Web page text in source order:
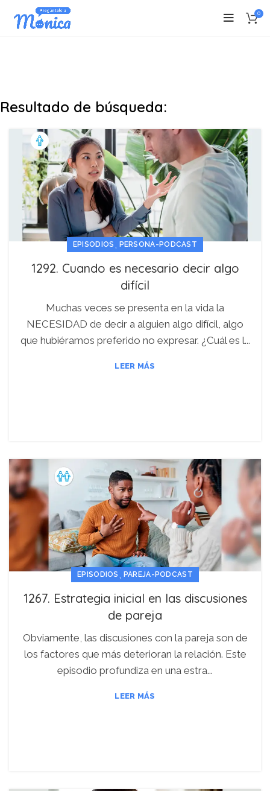
0
Resultado de búsqueda:
EPISODIOS PERSONA-PODCAST
1292. Cuando es necesario decir algo
difícil
Muchas veces se presenta en la vida la
NECESIDAD de decir a alguien algo difícil, algo
que hubiéramos preferido no expresar. ¿Cuál es l...
LEER MÁS
EPISODIOS PAREJA-PODCAST
1267. Estrategia inicial en las discusiones
de pareja
Obviamente, las discusiones con la pareja son de
los factores que más deterioran la relación. Este
episodio profundiza en una estra...
LEER MÁS